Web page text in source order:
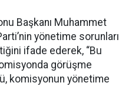
Başkanı Muhammet
yönetime sorunları
ifade ederek, “Bu
görüşme
komisyonun yönetime